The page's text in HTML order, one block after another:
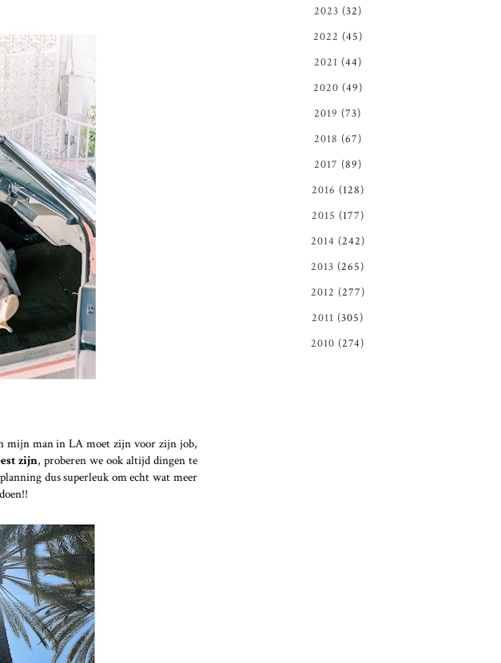
mijn man in LA moet zijn voor zijn job,
zijn, proberen we ook altijd dingen te
dus superleuk om echt wat meer
2023 (32)
2022 (45)
2021 (44)
2020 (49)
2019 (73)
2018 (67)
2017 (89)
2016 (128)
2015 (177)
2014 (242)
2013 (265)
2012 (277)
2011 (305)
2010 (274)